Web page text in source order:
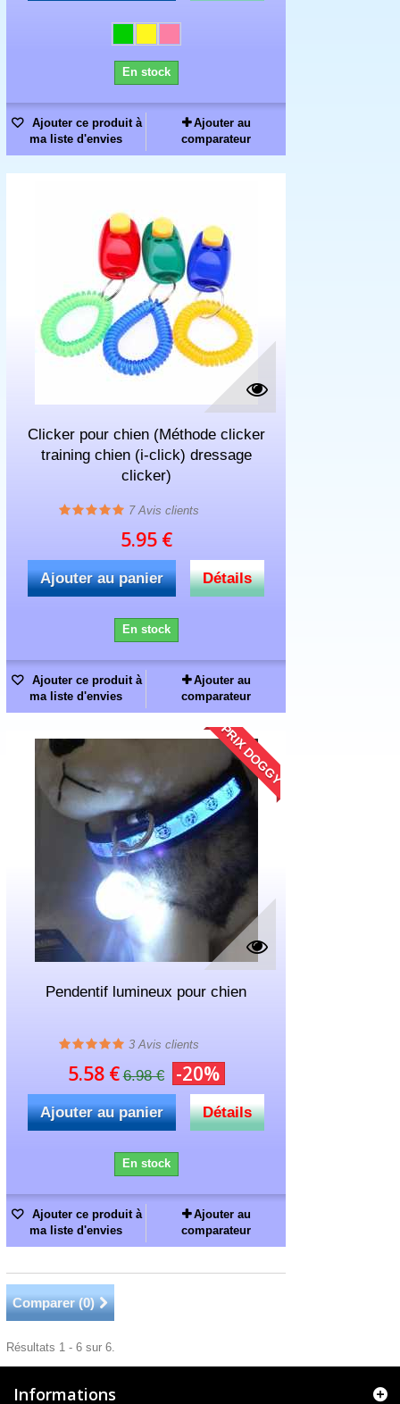
En stock
Ajouter ce produit à
ma liste d'envies
Ajouter au
comparateur
Clicker pour chien (Méthode clicker
training chien (i-click) dressage
clicker)
7Avis clients
5.95 €
Ajouter au panier Détails
En stock
Ajouter ce produit à
ma liste d'envies
Ajouter au
comparateur
PRIX DOGGY
Pendentif lumineux pour chien
3 Avis clients
5.58 € 6.98 € -20%
Ajouter au panier Détails
En stock
Ajouter ce produit à
ma liste d'envies
Ajouter au
comparateur
Comparer (0)
Résultats 1 - 6 sur 6.
Informations